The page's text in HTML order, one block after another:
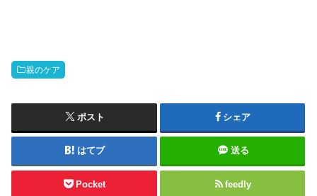
親のケア
ポスト シェア
はてブ 送る
Pocket feedly